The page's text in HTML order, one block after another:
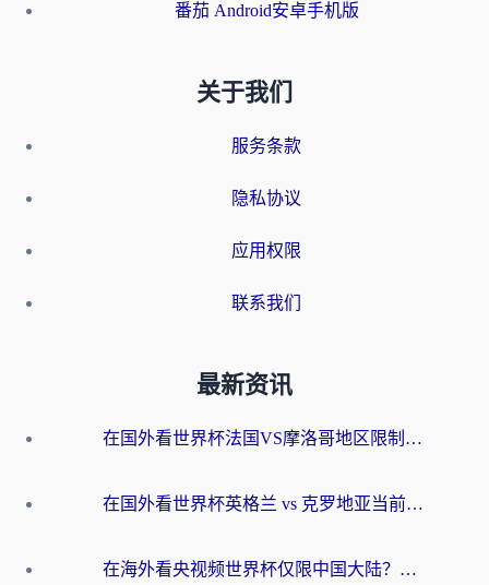
番茄 Android安卓手机版
关于我们
服务条款
隐私协议
应用权限
联系我们
最新资讯
在国外看世界杯法国VS摩洛哥地区限制？这篇指南让你流畅看中文解说无压力
在国外看世界杯英格兰 vs 克罗地亚当前地区不可播放？这篇指南帮你搞定所有海外观赛难题
在海外看央视频世界杯仅限中国大陆？这篇指南帮你解锁中文解说+无卡顿直播